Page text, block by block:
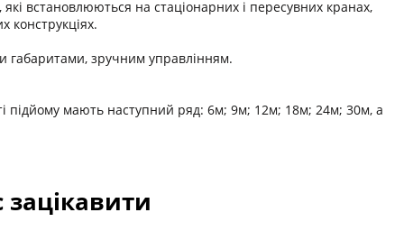
встановлюються на стаціонарних і пересувних кранах,
конструкціях.
габаритами, зручним управлінням.
підйому мають наступний ряд: 6м; 9м; 12м; 18м; 24м; 30м, а